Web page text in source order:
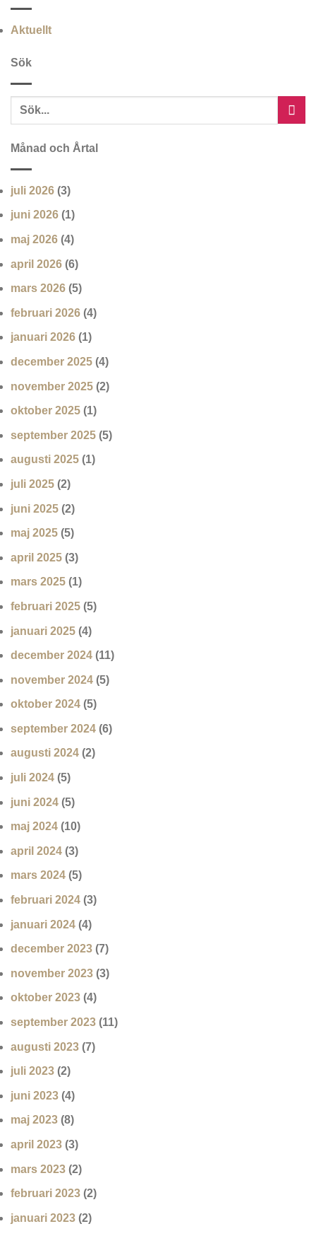
Aktuellt
Sök
Månad och Årtal
juli 2026 (3)
juni 2026 (1)
maj 2026 (4)
april 2026 (6)
mars 2026 (5)
februari 2026 (4)
januari 2026 (1)
december 2025 (4)
november 2025 (2)
oktober 2025 (1)
september 2025 (5)
augusti 2025 (1)
juli 2025 (2)
juni 2025 (2)
maj 2025 (5)
april 2025 (3)
mars 2025 (1)
februari 2025 (5)
januari 2025 (4)
december 2024 (11)
november 2024 (5)
oktober 2024 (5)
september 2024 (6)
augusti 2024 (2)
juli 2024 (5)
juni 2024 (5)
maj 2024 (10)
april 2024 (3)
mars 2024 (5)
februari 2024 (3)
januari 2024 (4)
december 2023 (7)
november 2023 (3)
oktober 2023 (4)
september 2023 (11)
augusti 2023 (7)
juli 2023 (2)
juni 2023 (4)
maj 2023 (8)
april 2023 (3)
mars 2023 (2)
februari 2023 (2)
januari 2023 (2)